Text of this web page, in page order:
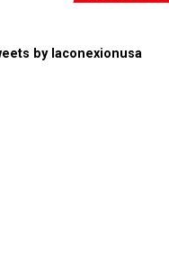
by laconexionusa